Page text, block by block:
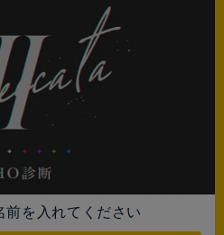
前を入れてください